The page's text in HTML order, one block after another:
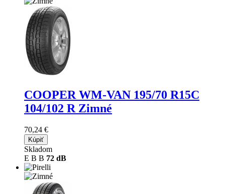
COOPER WM-VAN 195/70 R15C
104/102 R Zimné
70,24 €
Kúpiť
Skladom
E B B 72 dB